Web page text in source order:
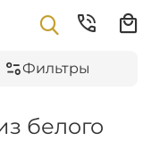
Фильтры
белого